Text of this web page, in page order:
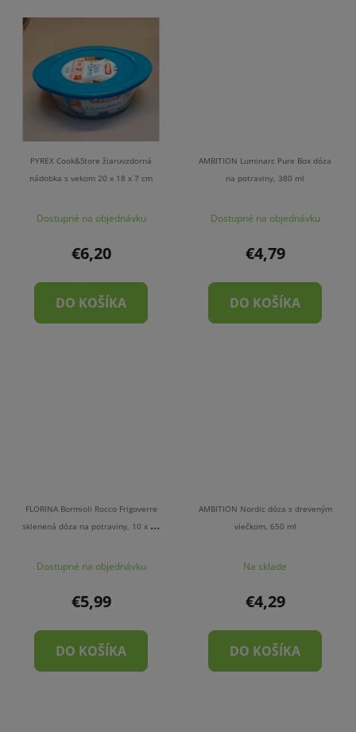
PYREX Cook&Store žiaruvzdorná
nádobka s vekom 20 x 18 x 7 cm
Dostupné na objednávku
€6,20
DO KOŠÍKA
AMBITION Luminarc Pure Box dóza
na potraviny, 380 ml
Dostupné na objednávku
€4,79
DO KOŠÍKA
FLORINA Bormioli Rocco Frigoverre
sklenená dóza na potraviny, 10 x 10
Dostupné na objednávku
€5,99
DO KOŠÍKA
AMBITION Nordic dóza s dreveným
viečkom, 650 ml
Na sklade
€4,29
DO KOŠÍKA